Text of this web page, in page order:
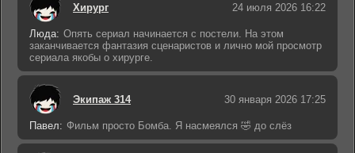
Хирург 24 июля 2026 16:22
Люда: Опять сериал начинается с постели. На этом
заканчивается фантазия сценаристов и лично мой просмотр
сериала якобы о хирурге.
Экипаж 314 30 января 2026 17:25
Павел: Фильм просто Бомба. Я насмеялся 🤣 до слёз